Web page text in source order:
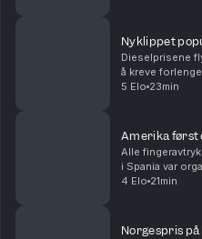
Nyklippet
Dieselprisene
å kreve
Sverige, den
5 Elo 23min
Amerika først
Alle
i Spania var
Bør det innføre
4 Elo 21min
Norgespris på